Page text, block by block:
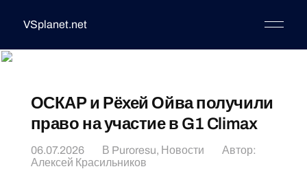
VSplanet.net
ОСКАР и Рёхей Ойва получили
право на участие в G1 Climax
06.07.2026 В Puroresu, Новости
Автор:
Алексей Красильников